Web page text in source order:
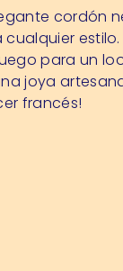
cordón
para un
joya
francés!